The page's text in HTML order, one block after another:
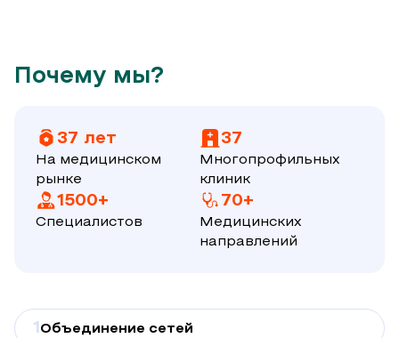
Почему мы?
37 лет
На медицинском
рынке
37
Многопрофильных
клиник
1500+
Специалистов
70+
Медицинских
направлений
1 Объединение сетей